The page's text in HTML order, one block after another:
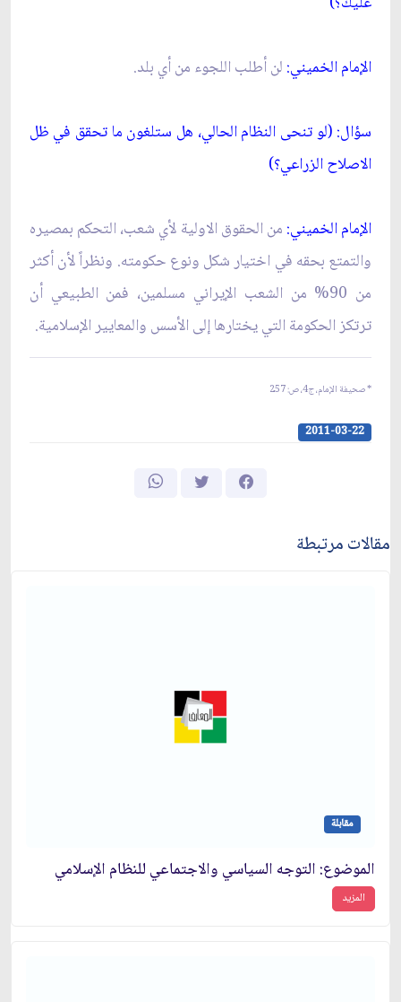
الإمام الخميني: لن أطلب اللجوء من أي بلد.
سؤال: (لو تنحى النظام الحالي، هل ستلغون ما تحقق في ظل
الاصلاح الزراعي؟)
الإمام الخميني: من الحقوق الاولية لأي شعب، التحكم بمصيره
والتمتع بحقه في اختيار شكل ونوع حكومته. ونظراً لأن أكثر
من 90% من الشعب الإيراني مسلمين، فمن الطبيعي أن
ترتكز الحكومة التي يختارها إلى الأسس والمعايير الإسلامية.
* صحيفة الإمام، ج‏4، ص: 257
2011-03-22
مقالات مرتبطة
مقابلة
الموضوع: التوجه السياسي والاجتماعي للنظام الإسلامي‏
المزيد